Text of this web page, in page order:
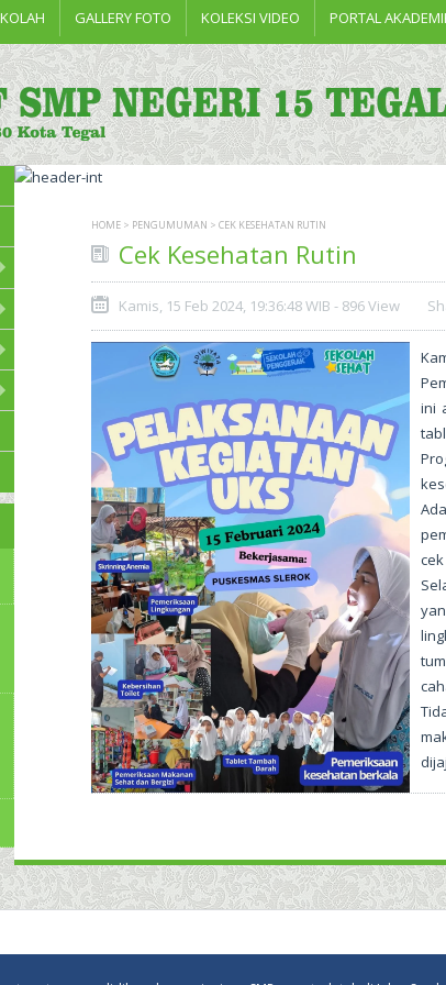
GALLERY FOTO KOLEKSI VIDEO PORTAL
HOME > PENGUMUMAN > CEK KESEHATAN RUTIN
Cek Kesehatan Rutin
Kamis, 15 Feb 2024, 19:36:48 WIB - 896 View
ini